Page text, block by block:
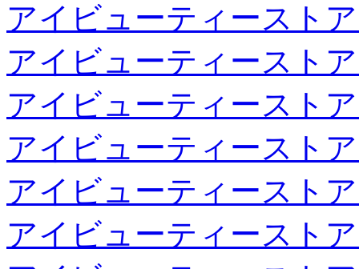
アイビューティースト
アイビューティースト
アイビューティースト
アイビューティースト
アイビューティースト
アイビューティースト